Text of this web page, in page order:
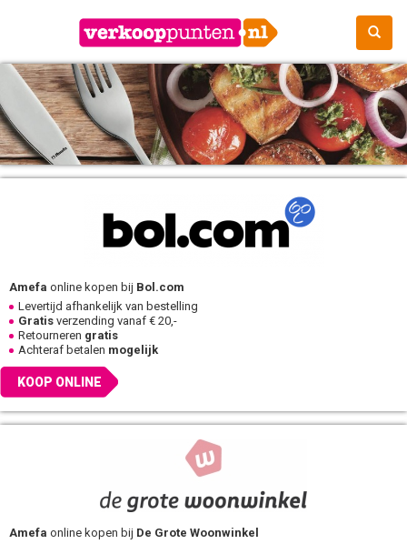
Amefa online kopen bij Bol.com
Levertijd afhankelijk van bestelling
Gratis verzending vanaf € 20,-
Retourneren gratis
Achteraf betalen mogelijk
KOOP ONLINE
Amefa online kopen bij De Grote Woonwinkel